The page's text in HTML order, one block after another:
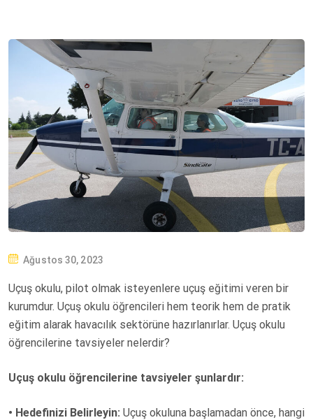
P
S
T
E
D
N
Ağustos 30, 2023
Uçuş okulu, pilot olmak isteyenlere uçuş eğitimi veren bir
kurumdur. Uçuş okulu öğrencileri hem teorik hem de pratik
eğitim alarak havacılık sektörüne hazırlanırlar. Uçuş okulu
öğrencilerine tavsiyeler nelerdir?
Uçuş okulu öğrencilerine tavsiyeler şunlardır:
• Hedefinizi Belirleyin: Uçuş okuluna başlamadan önce, hangi